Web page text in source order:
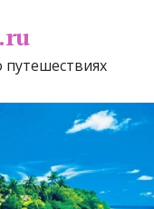
путешествиях